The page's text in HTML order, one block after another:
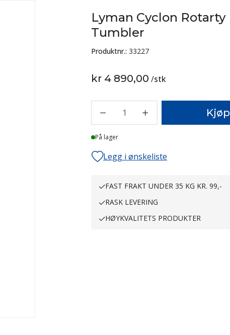
Lyman Cyclon Rotarty
Tumbler
Produktnr.: 33227
kr 4 890,00 /stk
1 Kjøp
På lager
Legg i ønskeliste
FAST FRAKT UNDER 35 KG KR. 99,-
RASK LEVERING
HØYKVALITETS PRODUKTER